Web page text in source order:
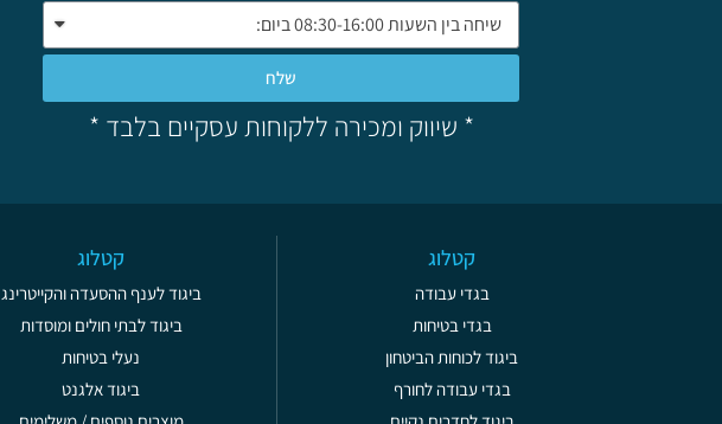
שלח
* שיווק ומכירה ללקוחות עסקיים בלבד *
קטלוג
בגדי עבודה
בגדי בטיחות
ביגוד לכוחות הביטחון
בגדי עבודה לחורף
קטלוג
ביגוד לענף ההסעדה והקייטרינג
ביגוד לבתי חולים ומוסדות
נעלי בטיחות
ביגוד אלגנט